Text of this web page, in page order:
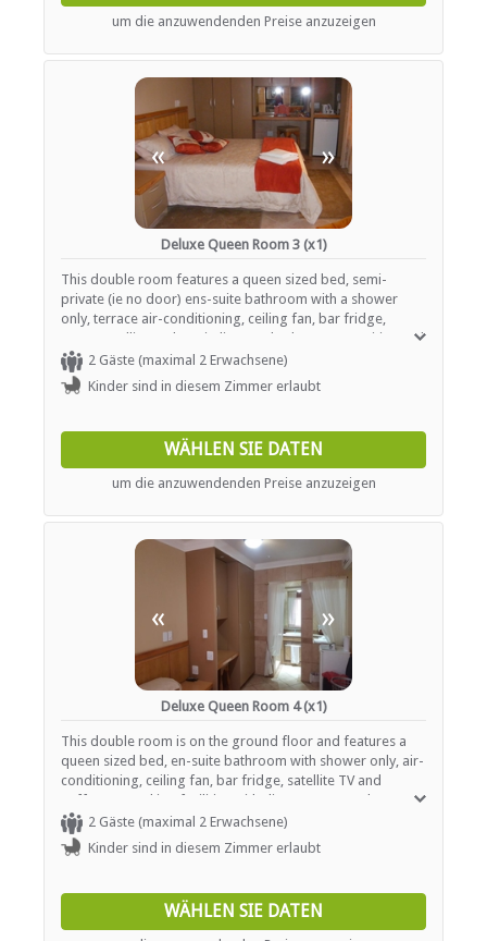
um die anzuwendenden Preise anzuzeigen
« »
Deluxe Queen Room 3 (x1)
This double room features a queen sized bed, semi-
private (ie no door) ens-suite bathroom with a shower
only, terrace air-conditioning, ceiling fan, bar fridge,
DSTV/satellite TV, hospitality tray, bathroom amenities and
tea and coffee making facilities.
2 Gäste (maximal 2 Erwachsene)
Kinder sind in diesem Zimmer erlaubt
WÄHLEN SIE DATEN
um die anzuwendenden Preise anzuzeigen
« »
Deluxe Queen Room 4 (x1)
This double room is on the ground floor and features a
queen sized bed, en-suite bathroom with shower only, air-
conditioning, ceiling fan, bar fridge, satellite TV and
coffee/tea making facilities with direct access to the
secure parking area
2 Gäste (maximal 2 Erwachsene)
Kinder sind in diesem Zimmer erlaubt
WÄHLEN SIE DATEN